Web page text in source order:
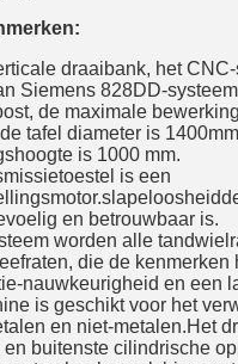
draaibank, het
Siemens 828DD-
de maximale
tafel diameter is
is 1000 mm.
is een
slapeloosheid
en betrouwbaar is.
worden alle
die de kenmerken
nauwkeurigheid en een
is geschikt voor het
en niet-metalen.Het
en buitenste cilindrische